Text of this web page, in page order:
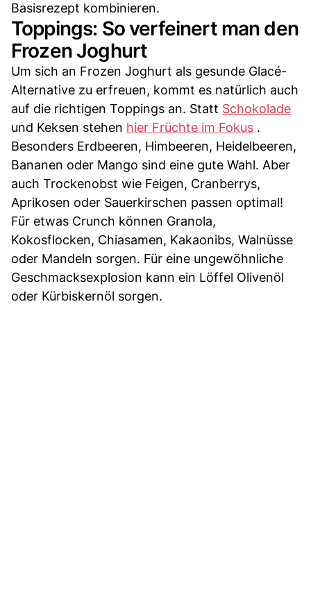
Basisrezept kombinieren.
Toppings: So verfeinert man den
Frozen Joghurt
Um sich an Frozen Joghurt als gesunde Glacé-
Alternative zu erfreuen, kommt es natürlich auch
auf die richtigen Toppings an. Statt Schokolade
und Keksen stehen hier Früchte im Fokus .
Besonders Erdbeeren, Himbeeren, Heidelbeeren,
Bananen oder Mango sind eine gute Wahl. Aber
auch Trockenobst wie Feigen, Cranberrys,
Aprikosen oder Sauerkirschen passen optimal!
Für etwas Crunch können Granola,
Kokosflocken, Chiasamen, Kakaonibs, Walnüsse
oder Mandeln sorgen. Für eine ungewöhnliche
Geschmacksexplosion kann ein Löffel Olivenöl
oder Kürbiskernöl sorgen.